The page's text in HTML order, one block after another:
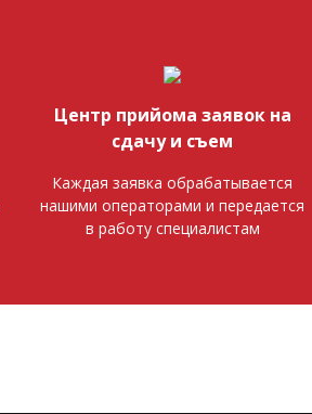
Центр прийома заявок на
сдачу и съем
Каждая заявка обрабатывается
нашими операторами и передается
в работу специалистам